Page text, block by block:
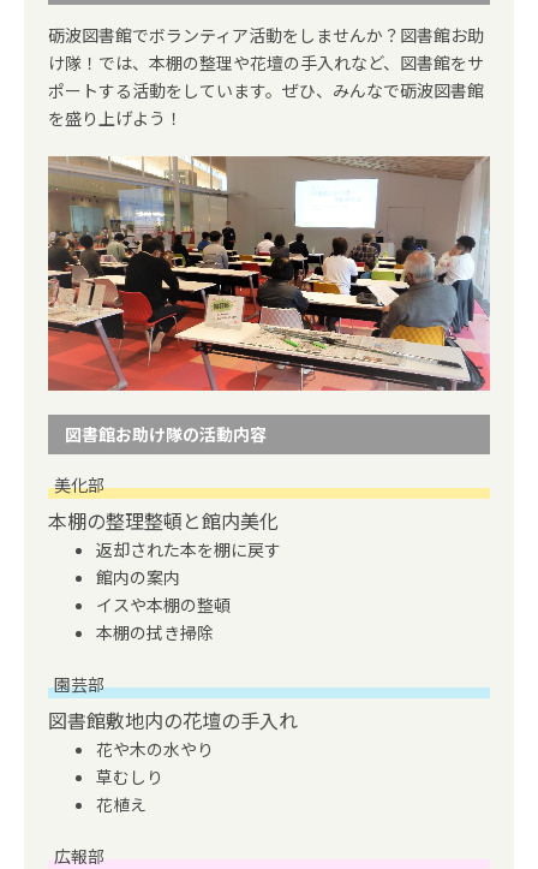
砺波図書館でボランティア活動をしませんか？図書館お助
け隊！では、本棚の整理や花壇の手入れなど、図書館をサ
ポートする活動をしています。ぜひ、みんなで砺波図書館
を盛り上げよう！
図書館お助け隊の活動内容
美化部
本棚の整理整頓と館内美化
返却された本を棚に戻す
館内の案内
イスや本棚の整頓
本棚の拭き掃除
園芸部
図書館敷地内の花壇の手入れ
花や木の水やり
草むしり
花植え
広報部